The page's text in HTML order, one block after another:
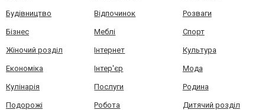
Будівництво Відпочинок Розваги
Бізнес Меблі Спорт
Жіночий розділ Інтернет Культура
Економіка Інтер'єр Мода
Кулінарія Послуги Родина
Подорожі Робота Дитячий розділ